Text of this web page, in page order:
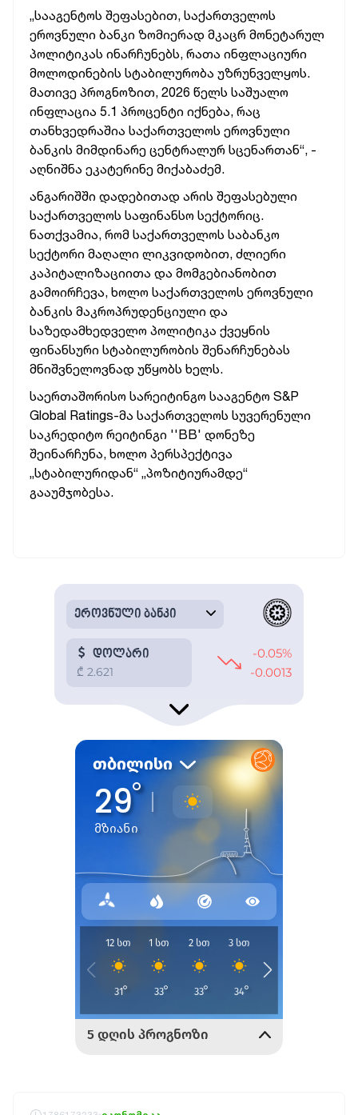
„სააგენტოს შეფასებით, საქართველოს
ეროვნული ბანკი ზომიერად მკაცრ მონეტარულ
პოლიტიკას ინარჩუნებს, რათა ინფლაციური
მოლოდინების სტაბილურობა უზრუნველყოს.
მათივე პროგნოზით, 2026 წელს საშუალო
ინფლაცია 5.1 პროცენტი იქნება, რაც
თანხვედრაშია საქართველოს ეროვნული
ბანკის მიმდინარე ცენტრალურ სცენართან“, -
აღნიშნა ეკატერინე მიქაბაძემ.
ანგარიშში დადებითად არის შეფასებული
საქართველოს საფინანსო სექტორიც.
ნათქვამია, რომ საქართველოს საბანკო
სექტორი მაღალი ლიკვიდობით, ძლიერი
კაპიტალიზაციითა და მომგებიანობით
გამოირჩევა, ხოლო საქართველოს ეროვნული
ბანკის მაკროპრუდენციული და
საზედამხედველო პოლიტიკა ქვეყნის
ფინანსური სტაბილურობის შენარჩუნებას
მნიშვნელოვნად უწყობს ხელს.
საერთაშორისო სარეიტინგო სააგენტო S&P
Global Ratings-მა საქართველოს სუვერენული
საკრედიტო რეიტინგი ''BB' დონეზე
შეინარჩუნა, ხოლო პერსპექტივა
„სტაბილურიდან“ „პოზიტიურამდე“
გააუმჯობესა.